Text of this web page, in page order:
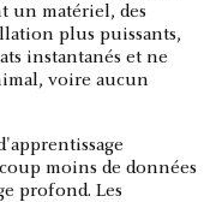
un matériel, des
plus puissants,
instantanés et ne
voire aucun
moins de données
profond. Les